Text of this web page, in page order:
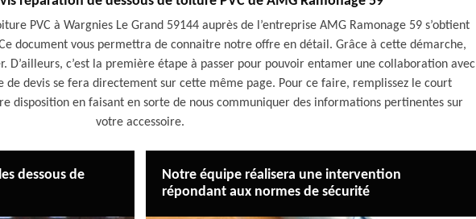
PVC à Wargnies Le Grand 59144 auprès de l’entreprise AMG Ramonage 59 s’obtient
document vous permettra de connaitre notre offre en détail. Grâce à cette démarche,
D’ailleurs, c’est la première étape à passer pour pouvoir entamer une collaboration avec
de devis se fera directement sur cette même page. Pour ce faire, remplissez le court
disposition en faisant en sorte de nous communiquer des informations pertinentes sur
votre accessoire.
dessous de
Notre équipe réalisera une intervention
répondant aux normes de sécurité